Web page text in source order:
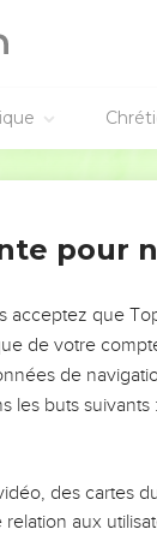
pour
acceptez que
de votre
de
les buts suivants :
des cartes
aux